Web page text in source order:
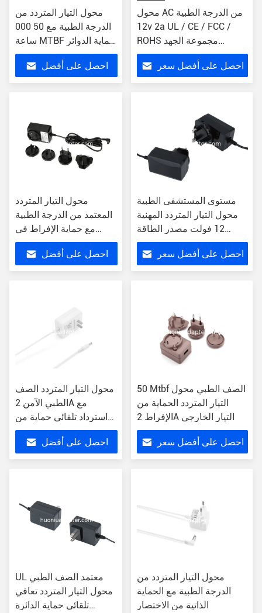
محول التيار المتردد من
الدرجة الطبية مع 50 000
ساعة MTBF حماية الدوائر
القصيرة UL / CE / FCC /
ROHS
احصل على أفضل
محول AC من الدرجة الطبية
12v 2a UL / CE / FCC /
ROHS مجموعة الجهد
الدخالي الواسعة 100-
240VAC
احصل على أفضل سعر
محول التيار المتردد
المعتمد من الدرجة الطبية
مع حماية الإفراط في
الحمل سلامة الدائرة
القصيرة 50/000 ساعة
احصل على أفضل
مستوى المستشفى الطبية
محول التيار المتردد المهنية
12 فولت مصدر الطاقة
لأجهزة الرعاية الصحية
احصل على أفضل سعر
محول التيار المتردد الصف
الطبي الآمن 2A مع
استرداد تلقائي حماية من
الإفراط
احصل على أفضل
50 Mtbf الصف الطبي محول
التيار المتردد الحماية من
الإفراط 2A التيار الخارجي
احصل على أفضل سعر
UL معتمد الصف الطبي
محول التيار المتردد تعافي
تلقائي حماية الدائرة
محول التيار المتردد من
الدرجة الطبية مع الحماية
الذاتية من الاختصار